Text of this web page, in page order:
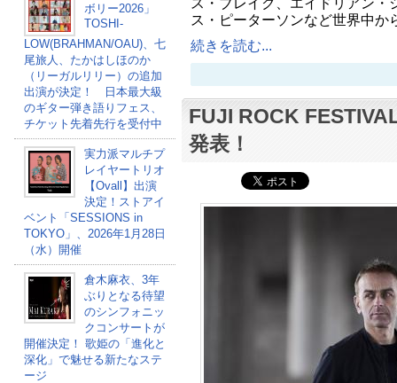
ボリー2026」
TOSHI-
LOW(BRAHMAN/OAU)、七
尾旅人、たかはしほのか
（リーガルリリー）の追加
出演が決定！ 日本最大級
のギター弾き語りフェス、
チケット先着先行を受付中
実力派マルチプ
レイヤートリオ
【Ovall】出演
決定！ストアイ
ベント「SESSIONS in
TOKYO」、2026年1月28日
（水）開催
倉木麻衣、3年
ぶりとなる待望
のシンフォニッ
クコンサートが
開催決定！ 歌姫の「進化と
深化」で魅せる新たなステ
ージ
ス・ピーターソンなど世界中
続きを読む...
FUJI ROCK
発表！